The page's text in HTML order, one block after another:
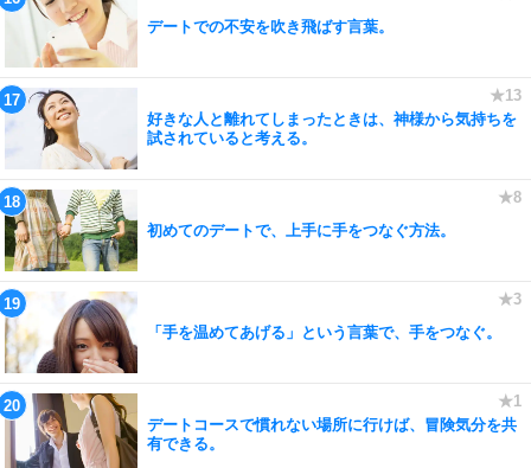
デートでの不安を吹き飛ばす言葉。
好きな人と離れてしまったときは、神様から気持ちを
試されていると考える。
初めてのデートで、上手に手をつなぐ方法。
「手を温めてあげる」という言葉で、手をつなぐ。
デートコースで慣れない場所に行けば、冒険気分を共
有できる。